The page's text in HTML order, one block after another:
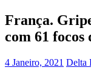
França.
com 61 focos
4 Janeiro, 2021 Delta